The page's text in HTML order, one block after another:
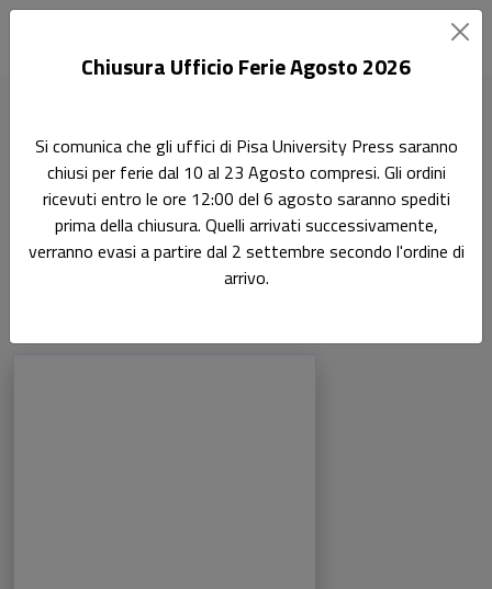
Angelo Lippi
Pagina di Angelo Lippi
Chiusura Ufficio Ferie Agosto 2026
Si comunica che gli uffici di Pisa University Press saranno
chiusi per ferie dal 10 al 23 Agosto compresi. Gli ordini
ricevuti entro le ore 12:00 del 6 agosto saranno spediti
prima della chiusura. Quelli arrivati successivamente,
verranno evasi a partire dal 2 settembre secondo l'ordine di
arrivo.